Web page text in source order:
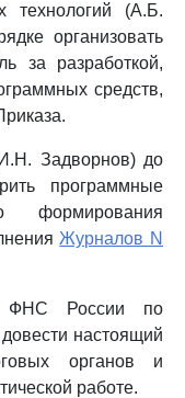
технологий (А.Б.
организовать
за разработкой,
средств,
Задворнов) до
программные
формирования
Журналов N
ФНС России по
настоящий
органов и
работе.